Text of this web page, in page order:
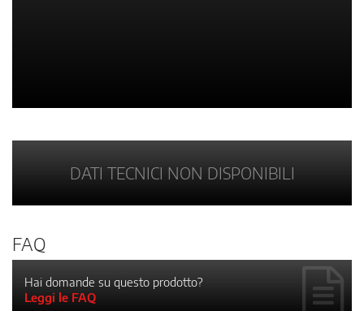
DATI TECNICI NON DISPONIBILI
FAQ
Hai domande su questo prodotto?
Leggi le FAQ